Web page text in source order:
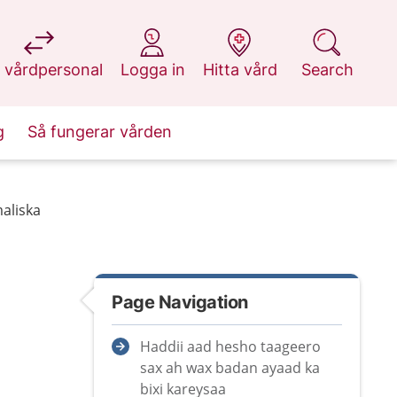
vårdpersonal
at 1177.se
Logga in
at 1177.se
Hitta vård
at 1177.se
Search
at 1177.se
Så fungerar vården
Page Navigation
Haddii aad hesho taageero
sax ah wax badan ayaad ka
bixi kareysaa